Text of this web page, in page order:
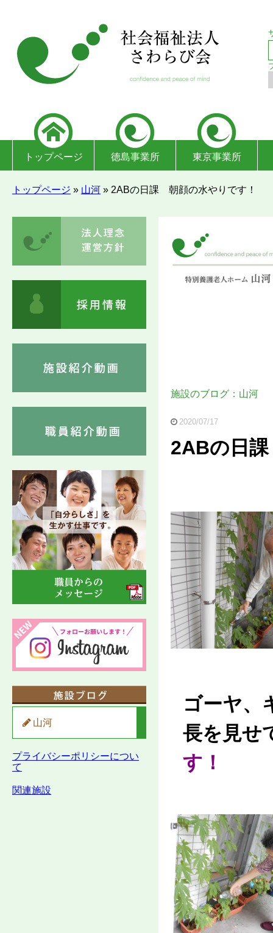
トップページ 徳島事業所 東京事業所
トップページ » 山河 » 2ABの日課 朝顔の水やりです！
施設のブログ：山河
2020/07/17
2ABの日
ゴーヤ、
長を見せ
す！
山河
プライバシーポリシーについ
て
関連施設